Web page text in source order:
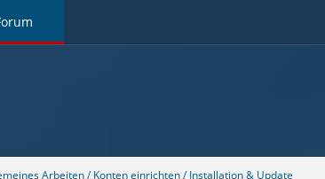
Arbeiten / Konten einrichten / Installation & Update